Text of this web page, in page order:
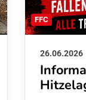
FFC
26.06.2026